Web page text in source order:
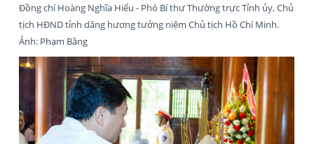
Đồng chí Hoàng Nghĩa Hiếu - Phó Bí thư Thường trực Tỉnh ủy, Chủ
tịch HĐND tỉnh dâng hương tưởng niệm Chủ tịch Hồ Chí Minh.
Ảnh: Phạm Bằng